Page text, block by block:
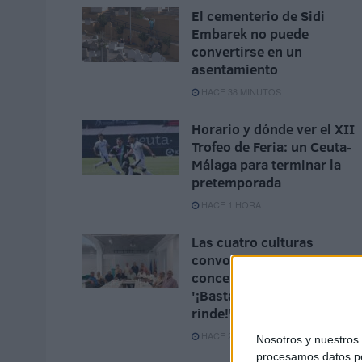
Nosotros y nuestros
procesamos datos
El cementerio de Sidi
Embarek no puede
convertirse en un
asentamiento
HACE 38 MINUTOS
Horario y dónde ver el XII
Trofeo de Feria: un Ceuta-
Málaga para terminar la
pretemporada
HACE 1 HORA
Las cuatro culturas
convocan una
concentración bajo el lema
'¡Basta ya, Ceuta no se
rinde!'
HACE 2 HORAS